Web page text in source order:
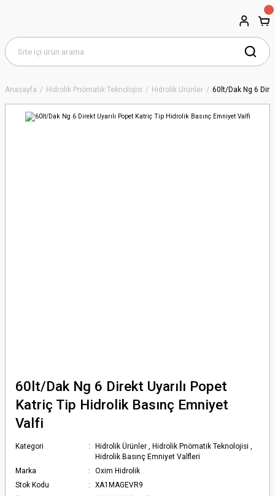
Anasayfa Hidrolik Pnömatik Teknolojisi Hidrolik Ürünler 60lt/Dak Ng 6
60lt/Dak Ng 6 Direkt Uyarılı Popet
Katriç Tip Hidrolik Basınç Emniyet
Valfi
Kategori Hidrolik Ürünler , Hidrolik Pnömatik Teknolojisi ,
Hidrolik Basınç Emniyet Valfleri
Marka
Oxim Hidrolik
Stok Kodu
XA1MAGEVR9